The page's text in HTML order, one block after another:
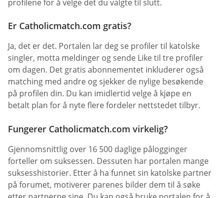
profilene for å velge det du valgte til slutt.
Er Catholicmatch.com gratis?
Ja, det er det. Portalen lar deg se profiler til katolske
singler, motta meldinger og sende Like til tre profiler
om dagen. Det gratis abonnementet inkluderer også
matching med andre og sjekker de nylige besøkende
på profilen din. Du kan imidlertid velge å kjøpe en
betalt plan for å nyte flere fordeler nettstedet tilbyr.
Fungerer Catholicmatch.com virkelig?
Gjennomsnittlig over 16 500 daglige pålogginger
forteller om suksessen. Dessuten har portalen mange
suksesshistorier. Etter å ha funnet sin katolske partner
på forumet, motiverer parenes bilder dem til å søke